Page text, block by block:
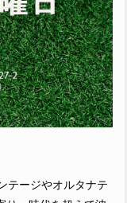
テージやオルタナテ